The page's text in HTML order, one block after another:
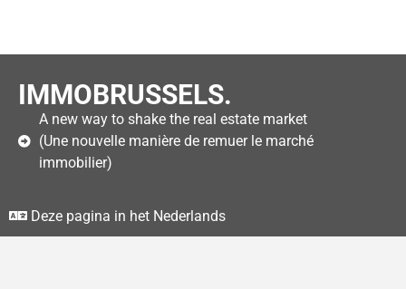
IMMOBRUSSELS.
A new way to shake the real estate market
(Une nouvelle manière de remuer le marché
immobilier)
Deze pagina in het Nederlands